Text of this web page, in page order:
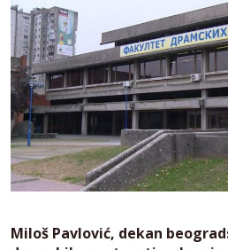
Miloš Pavlović, dekan